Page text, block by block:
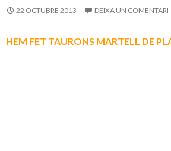
22 OCTUBRE 2013 DEIXA UN COMENTARI
HEM FET TAURONS MARTELL DE